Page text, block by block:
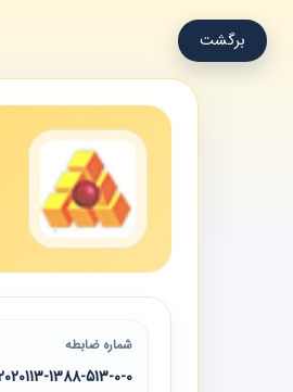
برگشت
شماره ضابطه
1388-513-0-0-FA